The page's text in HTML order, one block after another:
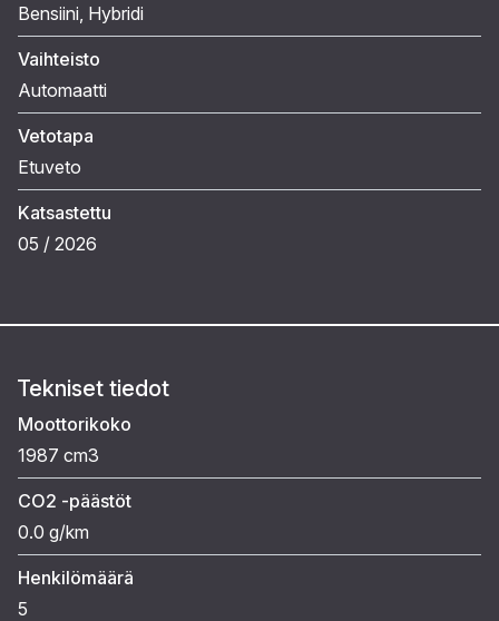
Bensiini , Hybridi
Vaihteisto
Automaatti
Vetotapa
Etuveto
Katsastettu
05 / 2026
Tekniset tiedot
Moottorikoko
1987 cm3
CO2 -päästöt
0.0 g/km
Henkilömäärä
5